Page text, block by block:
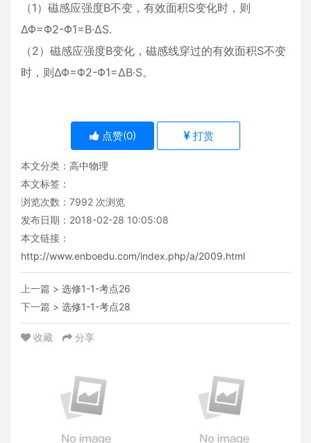
（1）磁感应强度B不变，有效面积S变化时，则
ΔΦ=Φ2-Φ1=B·ΔS.
（2）磁感应强度B变化，磁感线穿过的有效面积S不变
时，则ΔΦ=Φ2-Φ1=ΔB·S。
点赞(0) 打赏
本文分类： 高中物理
本文标签：
浏览次数： 7992 次浏览
发布日期：2018-02-28 10:05:08
本文链接：
http://www.enboedu.com/index.php/a/2009.html
上一篇 > 选修1-1-考点26
下一篇 > 选修1-1-考点28
收藏 分享